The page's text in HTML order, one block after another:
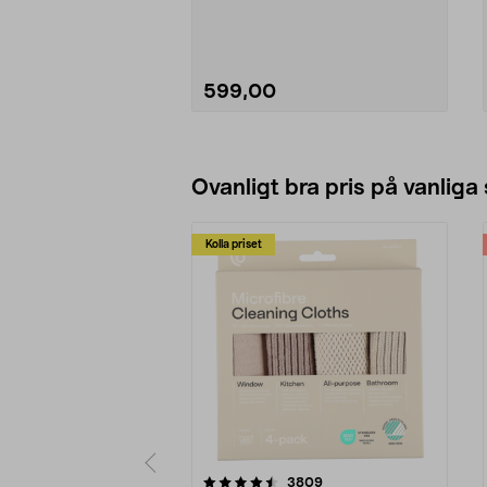
599,00
Ovanligt bra pris på vanliga
Kolla priset
3809recensioner
4.0av 5 stjärnor